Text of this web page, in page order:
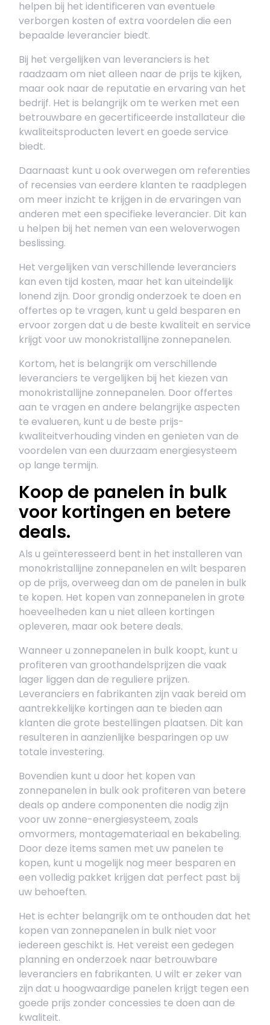
helpen bij het identificeren van eventuele
verborgen kosten of extra voordelen die een
bepaalde leverancier biedt.
Bij het vergelijken van leveranciers is het
raadzaam om niet alleen naar de prijs te kijken,
maar ook naar de reputatie en ervaring van het
bedrijf. Het is belangrijk om te werken met een
betrouwbare en gecertificeerde installateur die
kwaliteitsproducten levert en goede service
biedt.
Daarnaast kunt u ook overwegen om referenties
of recensies van eerdere klanten te raadplegen
om meer inzicht te krijgen in de ervaringen van
anderen met een specifieke leverancier. Dit kan
u helpen bij het nemen van een weloverwogen
beslissing.
Het vergelijken van verschillende leveranciers
kan even tijd kosten, maar het kan uiteindelijk
lonend zijn. Door grondig onderzoek te doen en
offertes op te vragen, kunt u geld besparen en
ervoor zorgen dat u de beste kwaliteit en service
krijgt voor uw monokristallijne zonnepanelen.
Kortom, het is belangrijk om verschillende
leveranciers te vergelijken bij het kiezen van
monokristallijne zonnepanelen. Door offertes
aan te vragen en andere belangrijke aspecten
te evalueren, kunt u de beste prijs-
kwaliteitverhouding vinden en genieten van de
voordelen van een duurzaam energiesysteem
op lange termijn.
Koop de panelen in bulk
voor kortingen en betere
deals.
Als u geïnteresseerd bent in het installeren van
monokristallijne zonnepanelen en wilt besparen
op de prijs, overweeg dan om de panelen in bulk
te kopen. Het kopen van zonnepanelen in grote
hoeveelheden kan u niet alleen kortingen
opleveren, maar ook betere deals.
Wanneer u zonnepanelen in bulk koopt, kunt u
profiteren van groothandelsprijzen die vaak
lager liggen dan de reguliere prijzen.
Leveranciers en fabrikanten zijn vaak bereid om
aantrekkelijke kortingen aan te bieden aan
klanten die grote bestellingen plaatsen. Dit kan
resulteren in aanzienlijke besparingen op uw
totale investering.
Bovendien kunt u door het kopen van
zonnepanelen in bulk ook profiteren van betere
deals op andere componenten die nodig zijn
voor uw zonne-energiesysteem, zoals
omvormers, montagemateriaal en bekabeling.
Door deze items samen met uw panelen te
kopen, kunt u mogelijk nog meer besparen en
een volledig pakket krijgen dat perfect past bij
uw behoeften.
Het is echter belangrijk om te onthouden dat het
kopen van zonnepanelen in bulk niet voor
iedereen geschikt is. Het vereist een gedegen
planning en onderzoek naar betrouwbare
leveranciers en fabrikanten. U wilt er zeker van
zijn dat u hoogwaardige panelen krijgt tegen een
goede prijs zonder concessies te doen aan de
kwaliteit.